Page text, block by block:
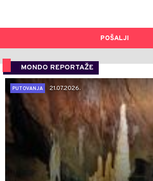
POŠALJI
MONDO REPORTAŽE
PUTOVANJA
21.07.2026.